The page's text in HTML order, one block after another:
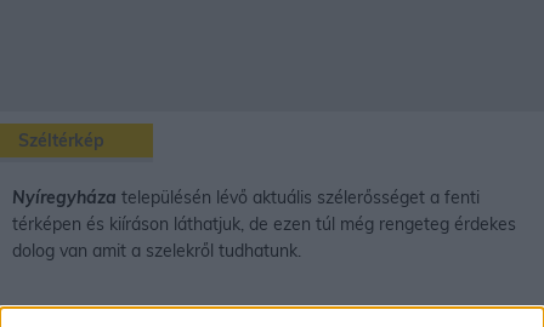
Széltérkép
Nyíregyháza településén lévő aktuális szélerősséget a fenti
térképen és kiíráson láthatjuk, de ezen túl még rengeteg érdekes
dolog van amit a szelekről tudhatunk.